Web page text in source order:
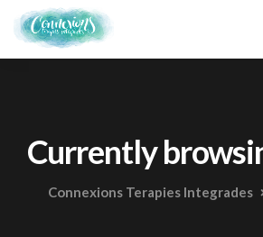
Currently
Connexions Terapies Integrades